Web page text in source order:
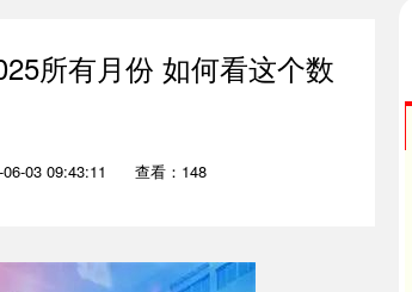
所有月份 如何看这个数
03 09:43:11 查看：148